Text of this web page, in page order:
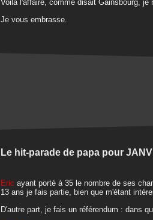
Voilà l'affaire, comme disait Gainsbourg, je
Je vous embrasse.
Le hit-parade de papa pour
Eric ayant porté à 35 le nombre de ses
13 ans je fais partie, bien que m'étant
D'autre part, je fais un référendum : dans